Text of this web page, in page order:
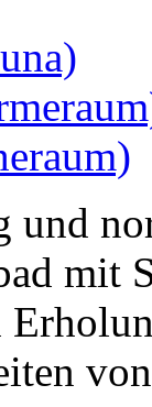
mit